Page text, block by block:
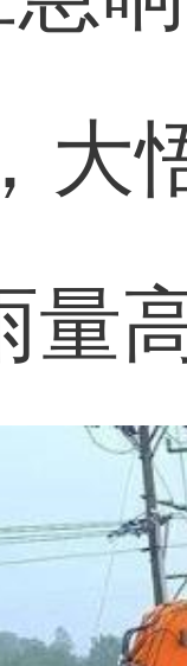
大
量